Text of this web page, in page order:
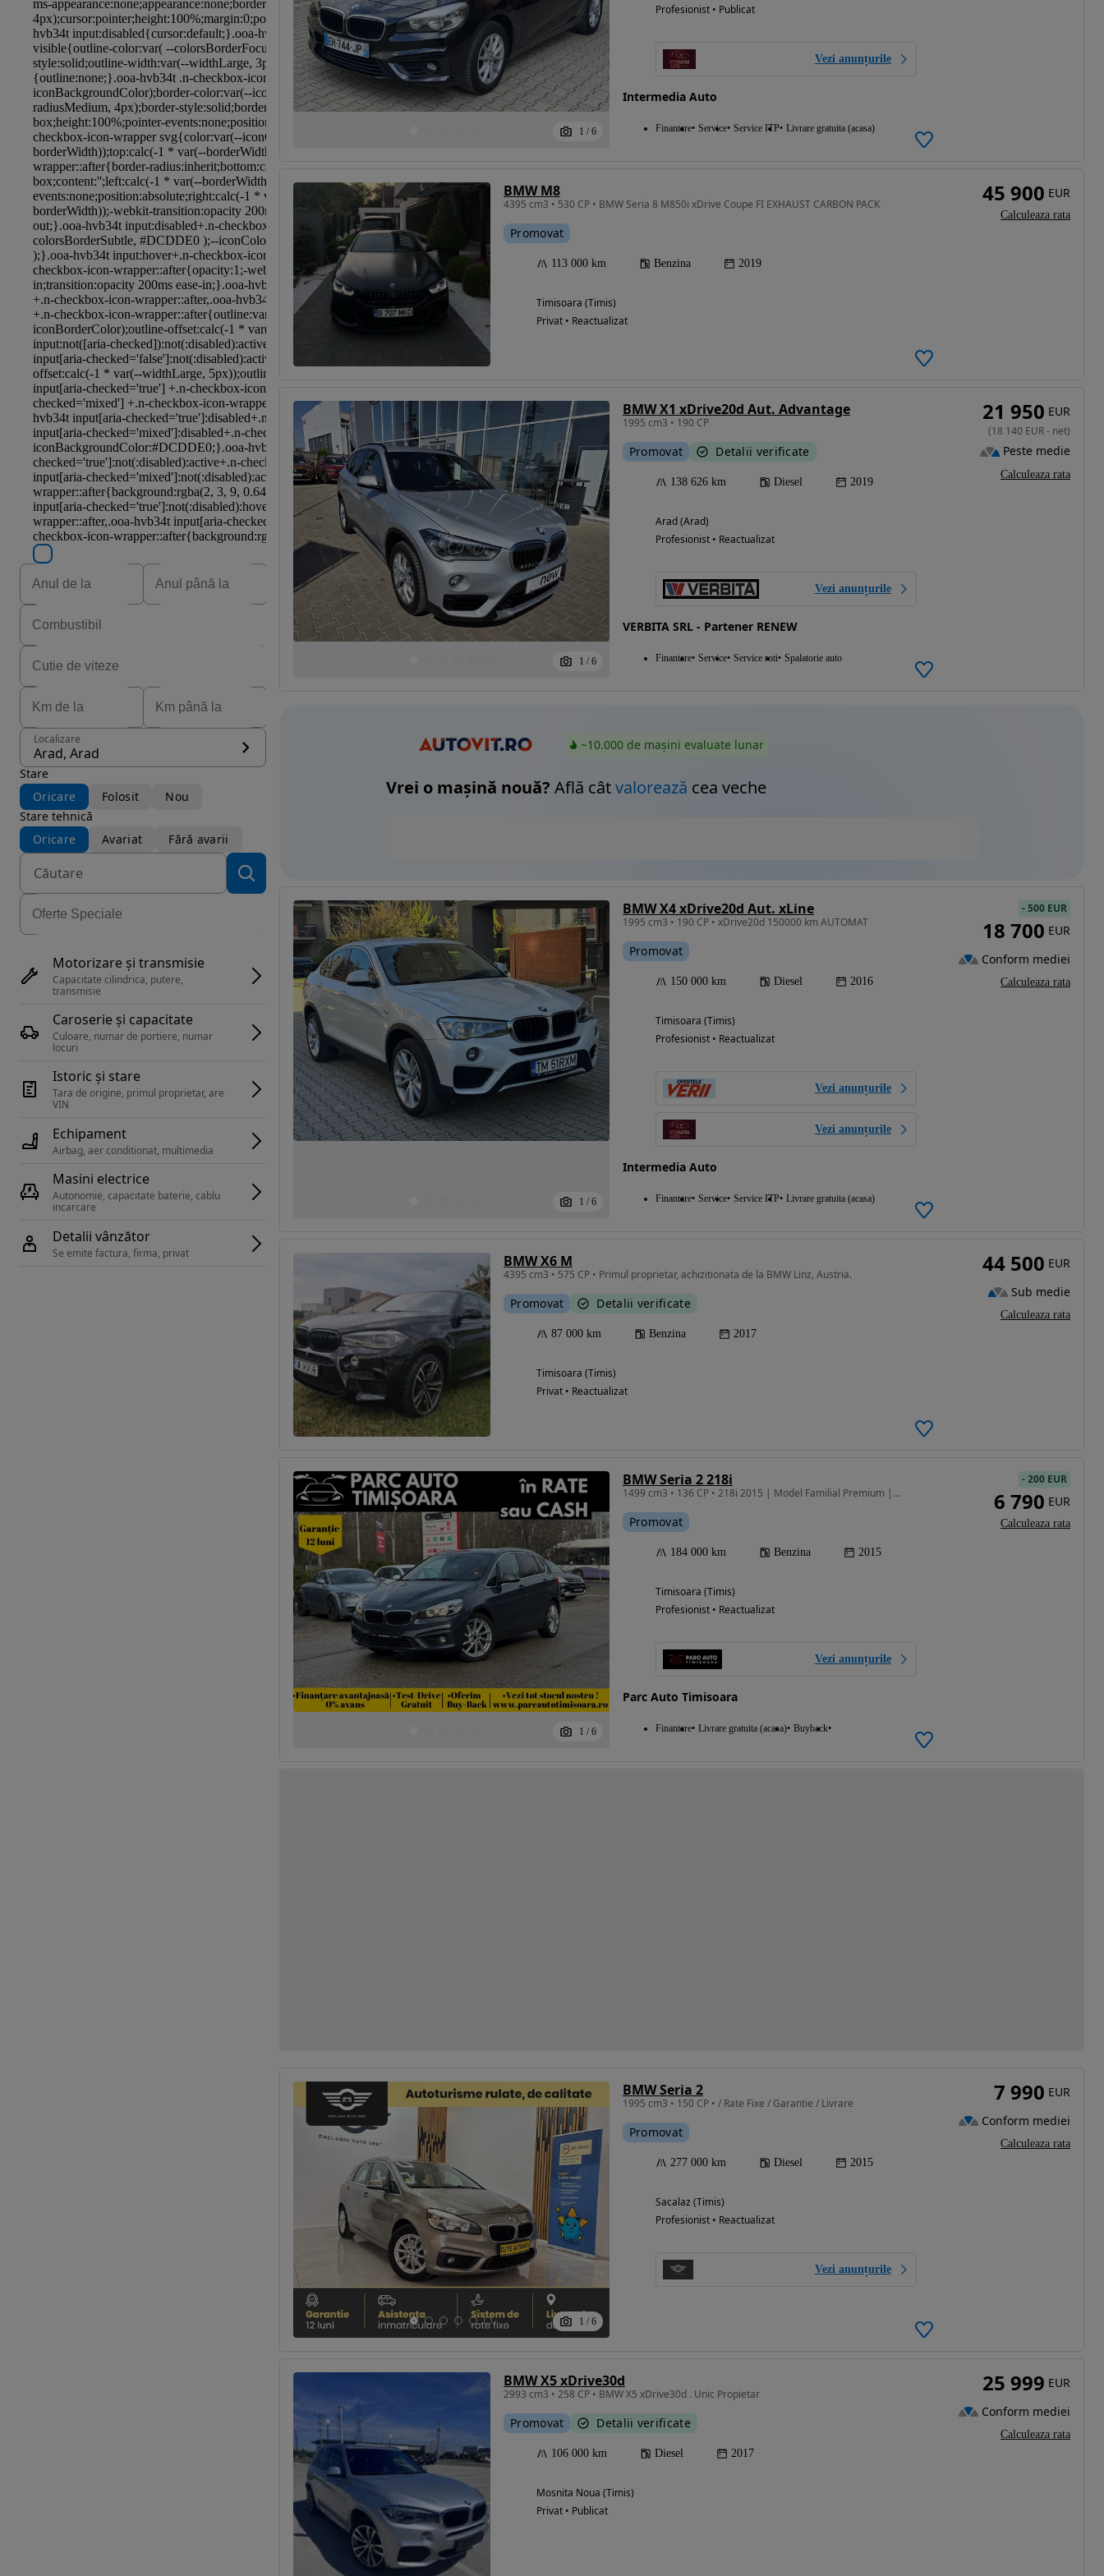
Eligibil pentru
finantare
Localizare
Arad, Arad
Stare
Oricare
Folosit
Nou
Stare tehnică
Oricare
Avariat Fără avarii
Motorizare și transmisie
Capacitate cilindrica, putere,
transmisie
Caroserie și capacitate
Culoare, numar de portiere, numar
locuri
Istoric și stare
Tara de origine, primul proprietar, are
Echipament
Airbag, aer conditionat, multimedia
Masini electrice
Autonomie, capacitate baterie, cablu
Detalii vânzător
Se emite factura, firma, privat
1 / 6
Profesionist • Publicat
Vezi anunțurile
Intermedia Auto
Finantare Service Service ITP Livrare gratuita (acasa)
BMW M8
4395 cm3 • 530 CP • BMW Seria 8 M850i xDrive Coupe FI EXHAUST CARBON PACK
Promovat
113 000 km Benzina 2019
Timisoara (Timis)
Privat • Reactualizat
45 900 EUR
Calculeaza rata
1 / 6
BMW X1 xDrive20d Aut. Advantage
1995 cm3 • 190 CP
Promovat Detalii verificate
138 626 km Diesel 2019
Arad (Arad)
Profesionist • Reactualizat
Vezi anunțurile
VERBITA SRL - Partener RENEW
Finantare Service Service roti Spalatorie auto
21 950 EUR
(18 140 EUR- net)
Peste medie
Calculeaza rata
~10.000 de mașini evaluate lunar
Vrei o mașină nouă? Află câtvalorează cea veche
1 / 6
BMW X4 xDrive20d Aut. xLine
1995 cm3 • 190 CP • xDrive20d 150000 km AUTOMAT
Promovat
150 000 km Diesel 2016
Timisoara (Timis)
Profesionist • Reactualizat
Vezi anunțurile
Vezi anunțurile
Intermedia Auto
Finantare Service Service ITP Livrare gratuita (acasa)
-500 EUR
18 700 EUR
Conform mediei
Calculeaza rata
BMW X6 M
4395 cm3 • 575 CP • Primul proprietar, achizitionata de la BMW Linz, Austria.
Promovat Detalii verificate
87 000 km Benzina 2017
Timisoara (Timis)
Privat • Reactualizat
44 500 EUR
Sub medie
Calculeaza rata
1 / 6
BMW Seria 2 218i
1499 cm3 • 136 CP • 218i 2015 | Model Familial Premium | Istoric Certificat | Rate Fixe
Promovat
184 000 km Benzina 2015
Timisoara (Timis)
Profesionist • Reactualizat
Vezi anunțurile
Parc Auto Timisoara
Finantare Livrare gratuita (acasa) Buyback
-200 EUR
6 790 EUR
Calculeaza rata
1 / 6
BMW Seria 2
1995 cm3 • 150 CP • / Rate Fixe / Garantie / Livrare
Promovat
277 000 km Diesel 2015
Sacalaz (Timis)
Profesionist • Reactualizat
Vezi anunțurile
7 990 EUR
Conform mediei
Calculeaza rata
BMW X5 xDrive30d
2993 cm3 • 258 CP • BMW X5 xDrive30d . Unic Propietar
Promovat Detalii verificate
106 000 km Diesel 2017
Mosnita Noua (Timis)
Privat • Publicat
25 999 EUR
Conform mediei
Calculeaza rata